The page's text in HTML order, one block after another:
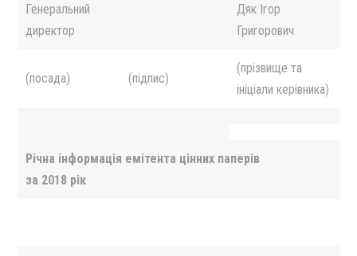
Генеральний
директор
Дяк Iгор
Григорович
(посада) (підпис)
(прізвище та
ініціали керівника)
Річна інформація емітента цінних паперів
за 2018 рік